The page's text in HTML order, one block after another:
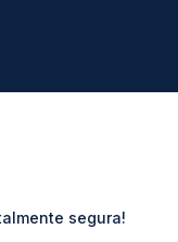
segura!